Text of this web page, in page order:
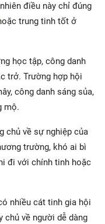
điều này chỉ đúng
trung tinh tốt ở
học tập, công danh
trở. Trường hợp hội
công danh sáng sủa,
mộ.
chủ về sự nghiệp của
trường, khó ai bì
đi với chính tinh hoặc
nhiều cát tinh gia hội
chủ về người dễ dàng